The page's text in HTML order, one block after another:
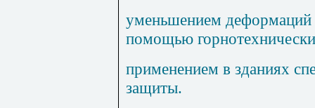
уменьшением деформаций
помощью
применением в зданиях
защиты.